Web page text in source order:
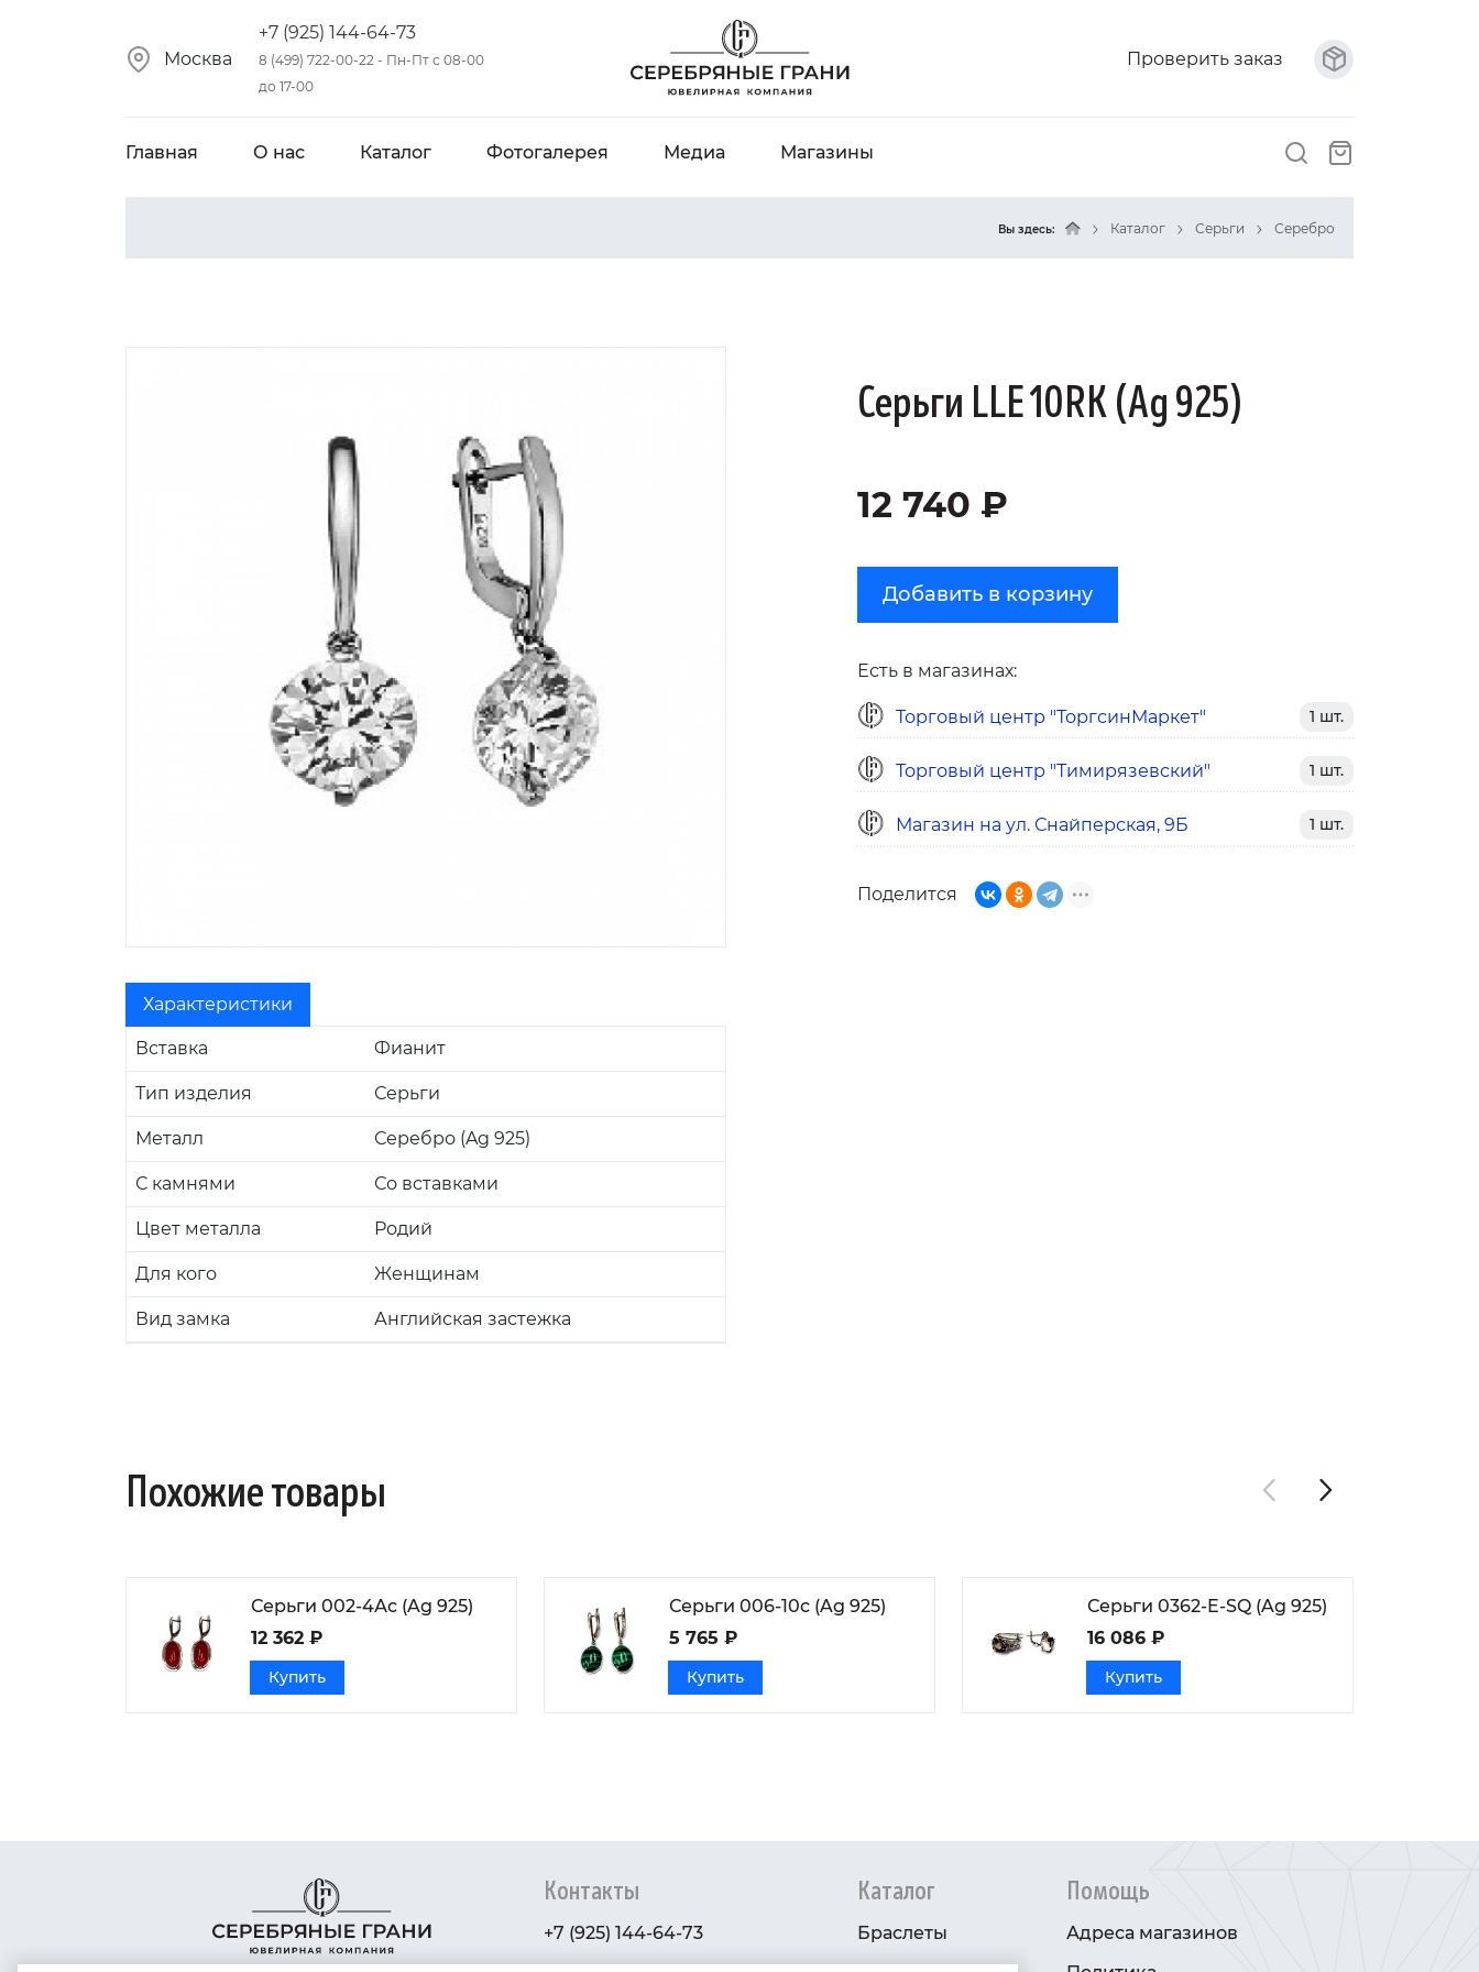
Москва
+7 (925) 144-64-73
8 (499) 722-00-22 - Пн-Пт с 08-00
до 17-00
Проверить заказ
Главная О нас Каталог Фотогалерея Медиа Магазины
Вы здесь: Каталог Серьги Серебро
Характеристики
Вставка Фианит
Тип изделия Серьги
Металл Серебро (Ag 925)
С камнями Со вставками
Цвет металла Родий
Для кого Женщинам
Вид замка Английская застежка
Серьги LLE 10RK (Ag 925)
12 740 ₽
Добавить в корзину
Есть в магазинах:
Торговый центр "ТоргсинМаркет" 1 шт.
Торговый центр "Тимирязевский" 1 шт.
Магазин на ул. Снайперская, 9Б 1 шт.
Поделится
Похожие товары
Серьги 002-4Ас (Ag 925)
12 362 ₽
Купить
Серьги 006-10с (Ag 925)
5 765 ₽
Купить
Серьги 0362-E-SQ (Ag 925)
16 086 ₽
Купить
Контакты
+7 (925) 144-64-73
Каталог
Браслеты
Помощь
Адреса магазинов